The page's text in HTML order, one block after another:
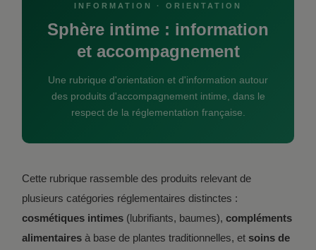
INFORMATION · ORIENTATION
Sphère intime : information
et accompagnement
Une rubrique d'orientation et d'information autour
des produits d'accompagnement intime, dans le
respect de la réglementation française.
Cette rubrique rassemble des produits relevant de
plusieurs catégories réglementaires distinctes :
cosmétiques intimes (lubrifiants, baumes), compléments
alimentaires à base de plantes traditionnelles, et soins de